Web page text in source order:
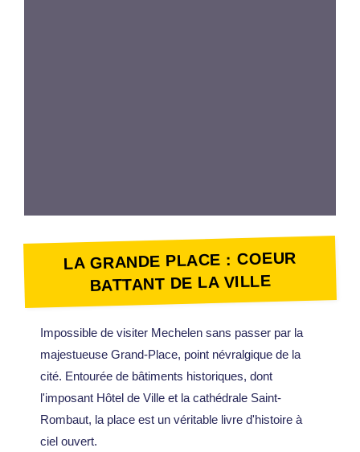
LA GRANDE PLACE : COEUR
BATTANT DE LA VILLE
Impossible de visiter Mechelen sans passer par la
majestueuse Grand-Place, point névralgique de la
cité. Entourée de bâtiments historiques, dont
l'imposant Hôtel de Ville et la cathédrale Saint-
Rombaut, la place est un véritable livre d'histoire à
ciel ouvert.